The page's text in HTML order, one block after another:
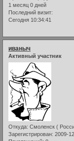
1 месяц 0 дней
Последний визит:
Сегодня 10:34:41
иваныч
Активный участник
Откуда: Смоленск (
Зарегистрирован: 2009-